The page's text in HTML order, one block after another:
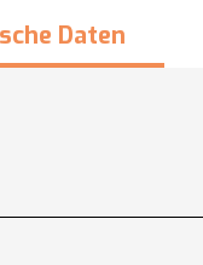
Daten